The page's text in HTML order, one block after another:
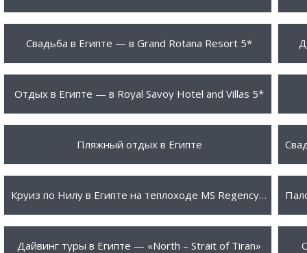
2335 $ ПОДРОБНЕЕ
Свадьба в Египте — в Grand Rotana Resort 5*
1166 $ ПОДРОБНЕЕ
Отдых в Египте — в Royal Savoy Hotel and Villas 5*
ПОДРОБНЕЕ
Пляжный отдых в Египте
2750 $ ПОДРОБНЕЕ Круиз по Нилу в Египте на теплоходе MS Regency 5*
780 € ПОДРОБНЕЕ
Дайвинг туры в Египте — «North – Strait of Tiran»